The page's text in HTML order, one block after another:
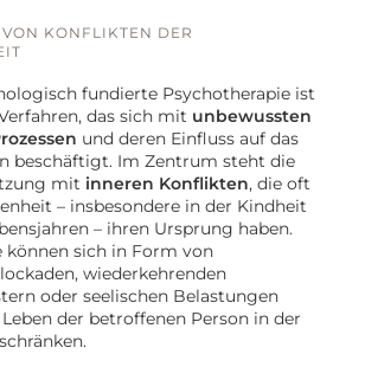
KONFLIKTEN DER
fundierte Psychotherapie ist
das sich mit unbewussten
und deren Einfluss auf das
beschäftigt. Im Zentrum steht die
mit inneren Konflikten, die oft
– insbesondere in der Kindheit
– ihren Ursprung haben.
können sich in Form von
wiederkehrenden
oder seelischen Belastungen
der betroffenen Person in der